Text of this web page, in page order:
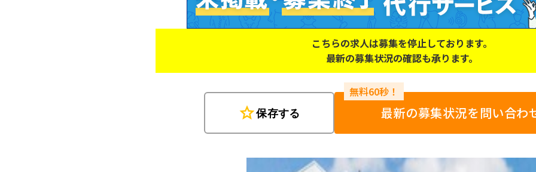
こちらの求人は募集を停止しております。
最新の募集状況の確認も承ります。
star保存する 最新の募集状況を問い合わ